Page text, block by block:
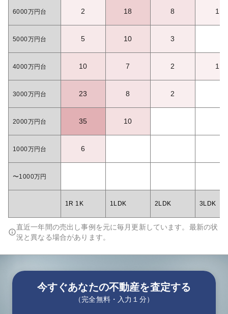
6000万円台 2 18 8 1
5000万円台 5 10 3
4000万円台 10 7 2 1
3000万円台 23 8 2
2000万円台 35 10
1000万円台 6
〜1000万円
1R 1K 1LDK 2LDK 3LDK
直近一年間の売出し事例を元に毎月更新しています。最新の状
況と異なる場合があります。
今すぐあなたの不動産を査定する
（完全無料・入力１分）